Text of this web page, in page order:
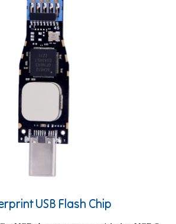
USB Flash Chip